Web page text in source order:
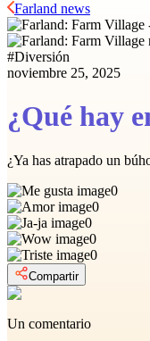
Farland news
#Diversión
noviembre 25, 2025
¿Qué hay
¿Ya has atrapado un
0
0
0
0
0
Compartir
Un comentario